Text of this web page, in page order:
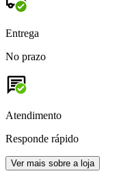
Entrega
No prazo
Atendimento
Responde rápido
Ver mais sobre a loja